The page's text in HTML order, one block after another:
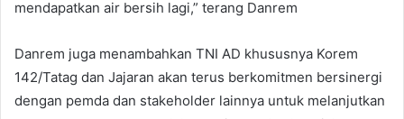
mendapatkan air bersih lagi,” terang Danrem
Danrem juga menambahkan TNI AD khususnya Korem
142/Tatag dan Jajaran akan terus berkomitmen bersinergi
dengan pemda dan stakeholder lainnya untuk melanjutkan